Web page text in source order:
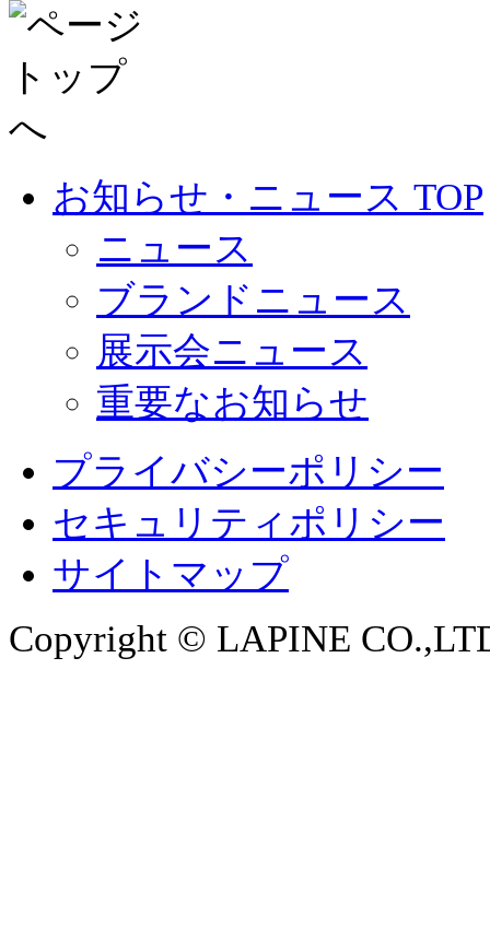
お知らせ・ニュース TOP
ニュース
ブランドニュース
展示会ニュース
重要なお知らせ
プライバシーポリシー
セキュリティポリシー
サイトマップ
Copyright © LAPINE